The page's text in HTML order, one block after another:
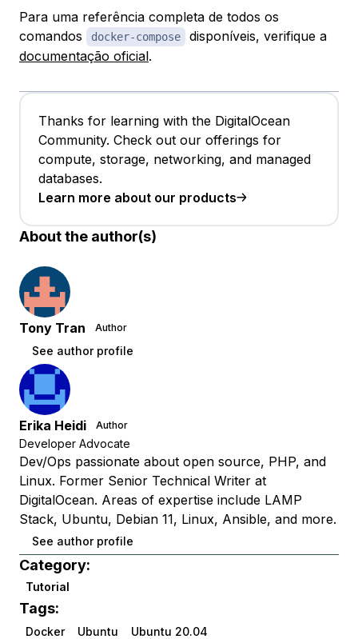
Para uma referência completa de todos os
comandos
docker-compose
disponíveis, verifique a
documentação oficial.
Thanks for learning with the DigitalOcean
Community. Check out our offerings for
compute, storage, networking, and managed
databases.
Learn more about our products
About the author(s)
Tony Tran Author
See author profile
Erika Heidi Author
Developer Advocate
Dev/Ops passionate about open source, PHP, and
Linux. Former Senior Technical Writer at
DigitalOcean. Areas of expertise include LAMP
Stack, Ubuntu, Debian 11, Linux, Ansible, and more.
See author profile
Category:
Tutorial
Tags:
Docker Ubuntu Ubuntu 20.04